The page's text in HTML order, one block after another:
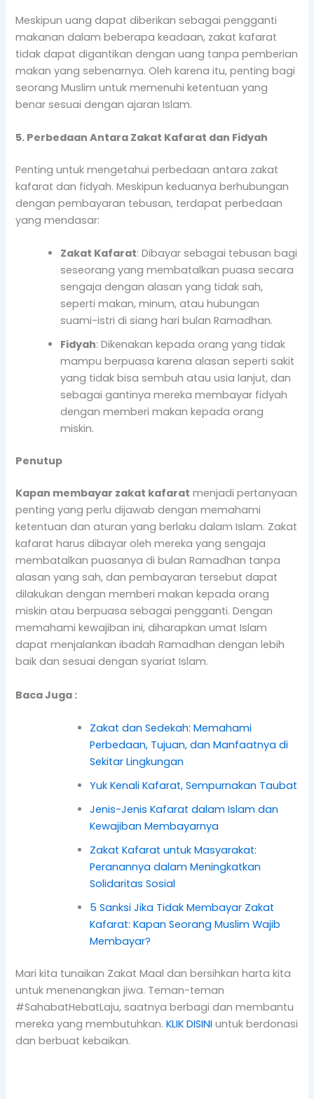
Meskipun uang dapat diberikan sebagai pengganti
makanan dalam beberapa keadaan, zakat kafarat
tidak dapat digantikan dengan uang tanpa pemberian
makan yang sebenarnya. Oleh karena itu, penting bagi
seorang Muslim untuk memenuhi ketentuan yang
benar sesuai dengan ajaran Islam.
5. Perbedaan Antara Zakat Kafarat dan Fidyah
Penting untuk mengetahui perbedaan antara zakat
kafarat dan fidyah. Meskipun keduanya berhubungan
dengan pembayaran tebusan, terdapat perbedaan
yang mendasar:
Zakat Kafarat: Dibayar sebagai tebusan bagi
seseorang yang membatalkan puasa secara
sengaja dengan alasan yang tidak sah,
seperti makan, minum, atau hubungan
suami-istri di siang hari bulan Ramadhan.
Fidyah: Dikenakan kepada orang yang tidak
mampu berpuasa karena alasan seperti sakit
yang tidak bisa sembuh atau usia lanjut, dan
sebagai gantinya mereka membayar fidyah
dengan memberi makan kepada orang
miskin.
Penutup
Kapan membayar zakat kafarat menjadi pertanyaan
penting yang perlu dijawab dengan memahami
ketentuan dan aturan yang berlaku dalam Islam. Zakat
kafarat harus dibayar oleh mereka yang sengaja
membatalkan puasanya di bulan Ramadhan tanpa
alasan yang sah, dan pembayaran tersebut dapat
dilakukan dengan memberi makan kepada orang
miskin atau berpuasa sebagai pengganti. Dengan
memahami kewajiban ini, diharapkan umat Islam
dapat menjalankan ibadah Ramadhan dengan lebih
baik dan sesuai dengan syariat Islam.
Baca Juga :
Zakat dan Sedekah: Memahami
Perbedaan, Tujuan, dan Manfaatnya di
Sekitar Lingkungan
Yuk Kenali Kafarat, Sempurnakan Taubat
Jenis-Jenis Kafarat dalam Islam dan
Kewajiban Membayarnya
Zakat Kafarat untuk Masyarakat:
Peranannya dalam Meningkatkan
Solidaritas Sosial
5 Sanksi Jika Tidak Membayar Zakat
Kafarat: Kapan Seorang Muslim Wajib
Membayar?
Mari kita tunaikan Zakat Maal dan bersihkan harta kita
untuk menenangkan jiwa. Teman-teman
#SahabatHebatLaju, saatnya berbagi dan membantu
mereka yang membutuhkan.KLIK DISINI untuk berdonasi
dan berbuat kebaikan.